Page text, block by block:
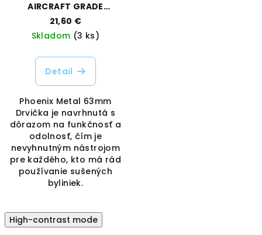
AIRCRAFT GRADE
ALUMINIUM - 4P/6CM
21,60 €
Skladom (3 ks)
Detail
Phoenix Metal 63mm
Drvička je navrhnutá s
dôrazom na funkčnosť a
odolnosť, čím je
nevyhnutným nástrojom
pre každého, kto má rád
používanie sušených
byliniek.
High-contrast mode